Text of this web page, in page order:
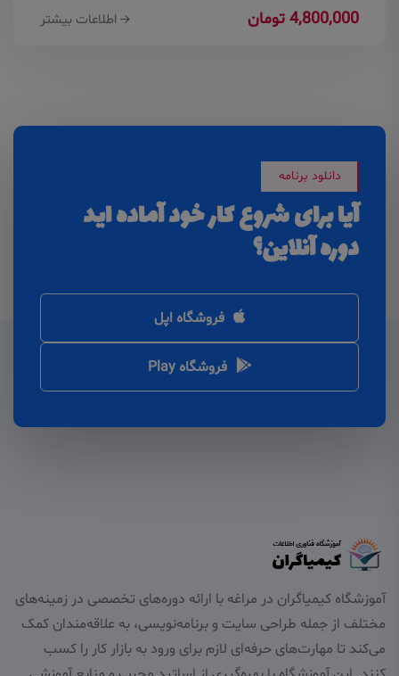
4,800,000 تومان اطلاعات بیشتر
دانلود برنامه
آیا برای شروع کار خود آماده اید
دوره آنلاین؟
فروشگاه اپل
فروشگاه Play
آموزشگاه کیمیاگران در مراغه با ارائه دوره‌های تخصصی در زمینه‌های
مختلف از جمله طراحی سایت و برنامه‌نویسی، به علاقه‌مندان کمک
می‌کند تا مهارت‌های حرفه‌ای لازم برای ورود به بازار کار را کسب